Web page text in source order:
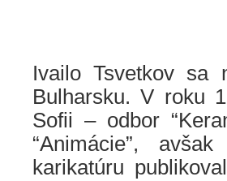
Ivailo Tsvetkov
Bulharsku. V roku
Sofii – odbor
“Animácie”,
karikatúru